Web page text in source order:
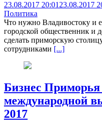
23.08.2017 20:01 23.08.2017
Политика
Что нужно Владивостоку и
городской общественник и
сделать приморскую
сотрудниками [...]
Бизнес Приморья
международной
2017